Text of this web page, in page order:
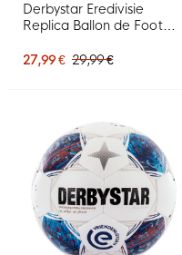
Derbystar Eredivisie
Replica Ballon de Foot
Bleu Rouge
27,99 € 29,99 €